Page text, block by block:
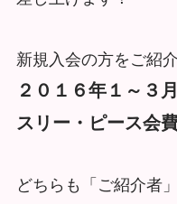
新規入会の方をご紹
２０１６年１～３
スリー・ピース会
どちらも「ご紹介者